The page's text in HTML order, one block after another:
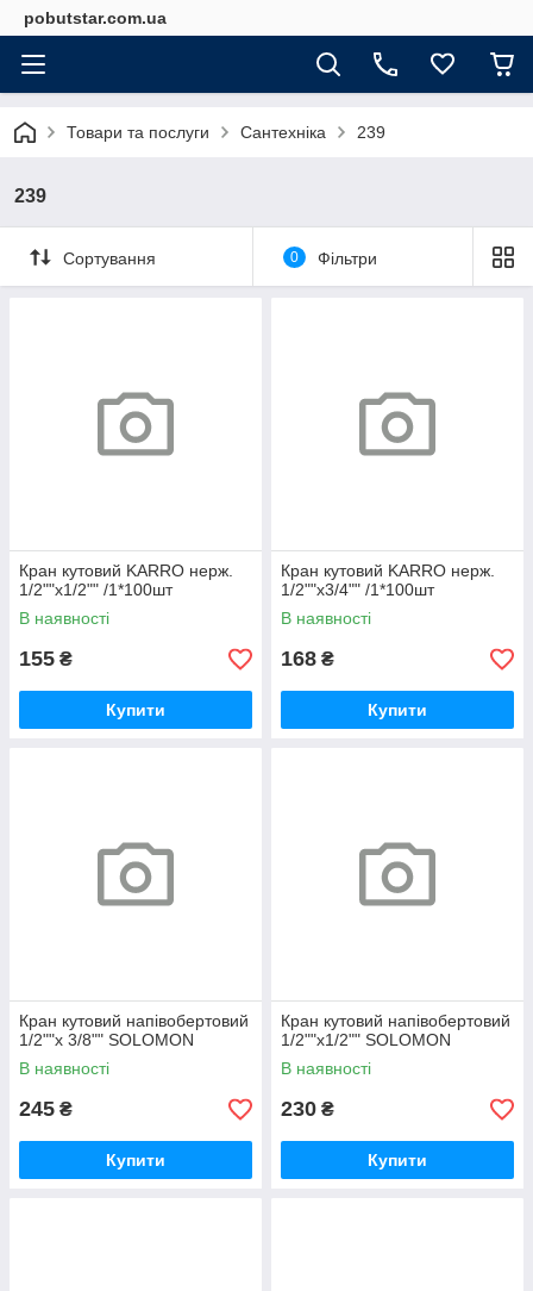
pobutstar.com.ua
Товари та послуги Сантехніка 239
239
Сортування 0 Фільтри
Кран кутовий KARRO нерж.
1/2""х1/2"" /1*100шт
В наявності
155 ₴
Купити
Кран кутовий KARRO нерж.
1/2""х3/4"" /1*100шт
В наявності
168 ₴
Купити
Кран кутовий напівобертовий
1/2""х 3/8"" SOLOMON
В наявності
245 ₴
Купити
Кран кутовий напівобертовий
1/2""х1/2"" SOLOMON
В наявності
230 ₴
Купити